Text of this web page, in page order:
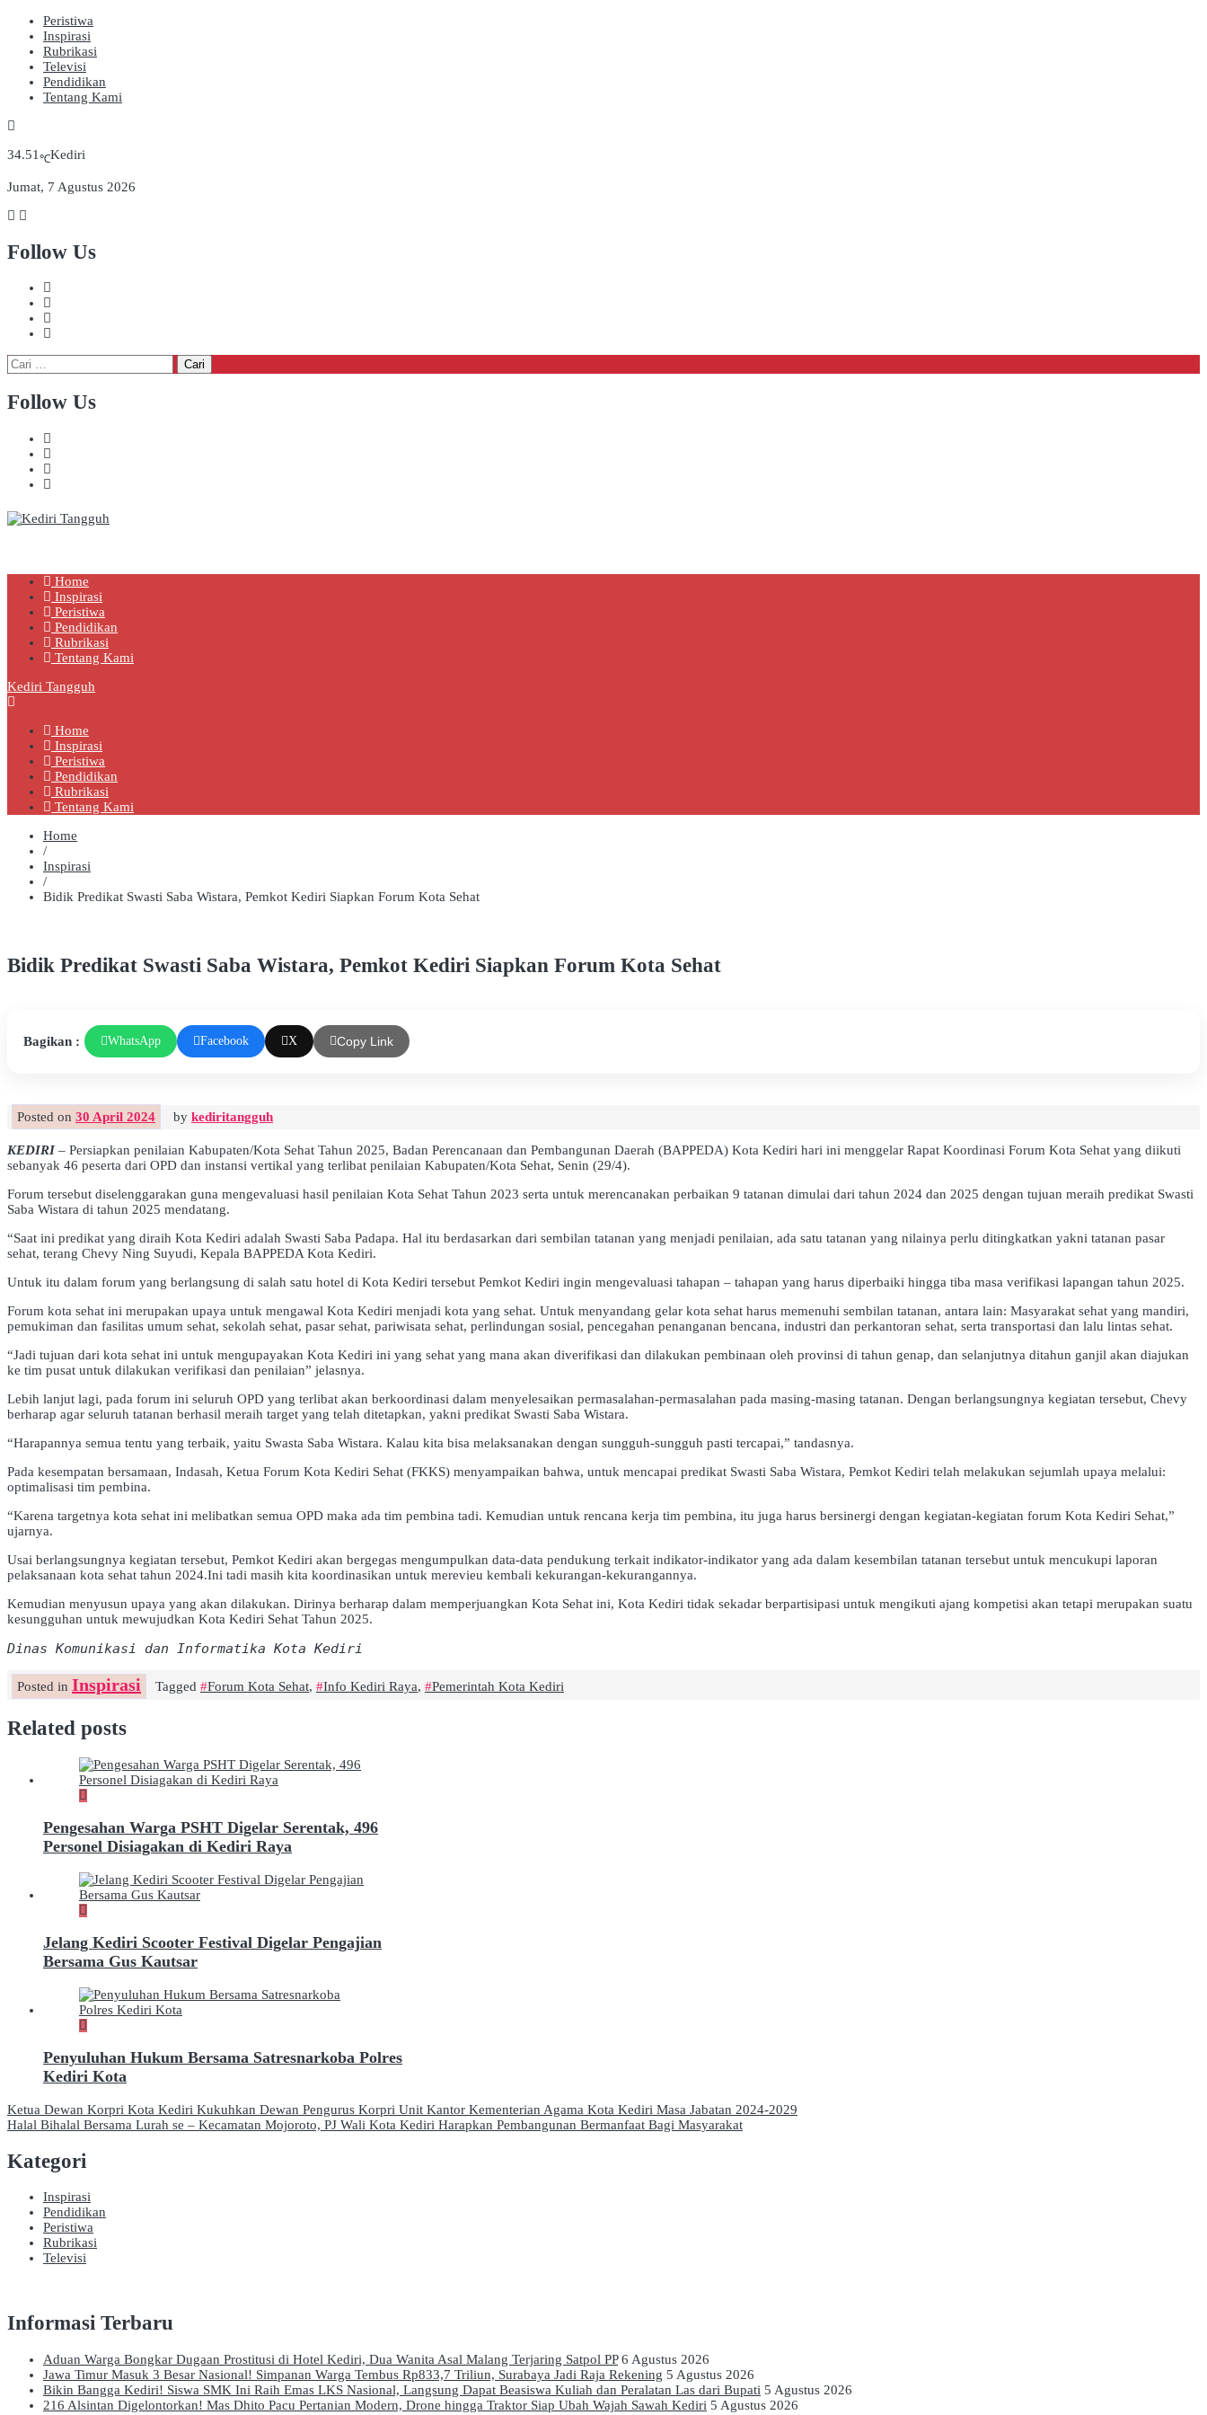
Peristiwa
Inspirasi
Rubrikasi
Televisi
Pendidikan
Tentang Kami
34.51 ℃Kediri
Jumat, 7 Agustus 2026
Follow Us
Cari
untuk:
Follow Us
Home
Inspirasi
Peristiwa
Pendidikan
Rubrikasi
Tentang Kami
Kediri Tangguh
Home
Inspirasi
Peristiwa
Pendidikan
Rubrikasi
Tentang Kami
Home
/
Inspirasi
/
Bidik Predikat Swasti Saba Wistara, Pemkot Kediri Siapkan Forum Kota Sehat
Bidik Predikat Swasti Saba Wistara, Pemkot Kediri Siapkan Forum Kota Sehat
Bagikan : WhatsApp Facebook X Copy Link
Posted on 30 April 2024 by kediritangguh
KEDIRI– Persiapkan penilaian Kabupaten/Kota Sehat Tahun 2025, Badan Perencanaan dan Pembangunan Daerah (BAPPEDA) Kota Kediri hari ini menggelar Rapat Koordinasi Forum Kota Sehat yang diikuti
sebanyak 46 peserta dari OPD dan instansi vertikal yang terlibat penilaian Kabupaten/Kota Sehat, Senin (29/4).
Forum tersebut diselenggarakan guna mengevaluasi hasil penilaian Kota Sehat Tahun 2023 serta untuk merencanakan perbaikan 9 tatanan dimulai dari tahun 2024 dan 2025 dengan tujuan meraih predikat Swasti
Saba Wistara di tahun 2025 mendatang.
“Saat ini predikat yang diraih Kota Kediri adalah Swasti Saba Padapa. Hal itu berdasarkan dari sembilan tatanan yang menjadi penilaian, ada satu tatanan yang nilainya perlu ditingkatkan yakni tatanan pasar
sehat, terang Chevy Ning Suyudi, Kepala BAPPEDA Kota Kediri.
Untuk itu dalam forum yang berlangsung di salah satu hotel di Kota Kediri tersebut Pemkot Kediri ingin mengevaluasi tahapan – tahapan yang harus diperbaiki hingga tiba masa verifikasi lapangan tahun 2025.
Forum kota sehat ini merupakan upaya untuk mengawal Kota Kediri menjadi kota yang sehat. Untuk menyandang gelar kota sehat harus memenuhi sembilan tatanan, antara lain: Masyarakat sehat yang mandiri,
pemukiman dan fasilitas umum sehat, sekolah sehat, pasar sehat, pariwisata sehat, perlindungan sosial, pencegahan penanganan bencana, industri dan perkantoran sehat, serta transportasi dan lalu lintas sehat.
“Jadi tujuan dari kota sehat ini untuk mengupayakan Kota Kediri ini yang sehat yang mana akan diverifikasi dan dilakukan pembinaan oleh provinsi di tahun genap, dan selanjutnya ditahun ganjil akan diajukan
ke tim pusat untuk dilakukan verifikasi dan penilaian” jelasnya.
Lebih lanjut lagi, pada forum ini seluruh OPD yang terlibat akan berkoordinasi dalam menyelesaikan permasalahan-permasalahan pada masing-masing tatanan. Dengan berlangsungnya kegiatan tersebut, Chevy
berharap agar seluruh tatanan berhasil meraih target yang telah ditetapkan, yakni predikat Swasti Saba Wistara.
“Harapannya semua tentu yang terbaik, yaitu Swasta Saba Wistara. Kalau kita bisa melaksanakan dengan sungguh-sungguh pasti tercapai,” tandasnya.
Pada kesempatan bersamaan, Indasah, Ketua Forum Kota Kediri Sehat (FKKS) menyampaikan bahwa, untuk mencapai predikat Swasti Saba Wistara, Pemkot Kediri telah melakukan sejumlah upaya melalui:
optimalisasi tim pembina.
“Karena targetnya kota sehat ini melibatkan semua OPD maka ada tim pembina tadi. Kemudian untuk rencana kerja tim pembina, itu juga harus bersinergi dengan kegiatan-kegiatan forum Kota Kediri Sehat,”
ujarnya.
Usai berlangsungnya kegiatan tersebut, Pemkot Kediri akan bergegas mengumpulkan data-data pendukung terkait indikator-indikator yang ada dalam kesembilan tatanan tersebut untuk mencukupi laporan
pelaksanaan kota sehat tahun 2024.Ini tadi masih kita koordinasikan untuk merevieu kembali kekurangan-kekurangannya.
Kemudian menyusun upaya yang akan dilakukan. Dirinya berharap dalam memperjuangkan Kota Sehat ini, Kota Kediri tidak sekadar berpartisipasi untuk mengikuti ajang kompetisi akan tetapi merupakan suatu
kesungguhan untuk mewujudkan Kota Kediri Sehat Tahun 2025.
Dinas Komunikasi dan Informatika Kota Kediri
Posted in Inspirasi Tagged Forum Kota Sehat, Info Kediri Raya, Pemerintah Kota Kediri
Related posts
Pengesahan Warga PSHT Digelar Serentak, 496
Personel Disiagakan di Kediri Raya
Jelang Kediri Scooter Festival Digelar Pengajian
Bersama Gus Kautsar
Penyuluhan Hukum Bersama Satresnarkoba Polres
Kediri Kota
Navigasi
pos
Ketua Dewan Korpri Kota Kediri Kukuhkan Dewan Pengurus Korpri Unit Kantor Kementerian Agama Kota Kediri Masa Jabatan 2024-2029
Halal Bihalal Bersama Lurah se – Kecamatan Mojoroto, PJ Wali Kota Kediri Harapkan Pembangunan Bermanfaat Bagi Masyarakat
Kategori
Inspirasi
Pendidikan
Peristiwa
Rubrikasi
Televisi
Informasi Terbaru
Aduan Warga Bongkar Dugaan Prostitusi di Hotel Kediri, Dua Wanita Asal Malang Terjaring Satpol PP 6 Agustus 2026
Jawa Timur Masuk 3 Besar Nasional! Simpanan Warga Tembus Rp833,7 Triliun, Surabaya Jadi Raja Rekening 5 Agustus 2026
Bikin Bangga Kediri! Siswa SMK Ini Raih Emas LKS Nasional, Langsung Dapat Beasiswa Kuliah dan Peralatan Las dari Bupati 5 Agustus 2026
216 Alsintan Digelontorkan! Mas Dhito Pacu Pertanian Modern, Drone hingga Traktor Siap Ubah Wajah Sawah Kediri 5 Agustus 2026